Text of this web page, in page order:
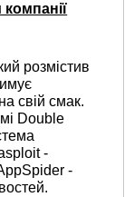
компанії
розмістив
свій смак.
Double
-
-